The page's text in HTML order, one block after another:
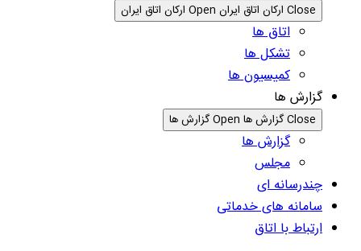
Close ارکان اتاق ایران Open ارکان اتاق ایران
اتاق ها
تشکل ها
کمیسیون ها
گزارش ها
Close گزارش ها Open گزارش ها
گزارش ها
مجلس
چندرسانه ای
سامانه های خدماتی
ارتباط با اتاق